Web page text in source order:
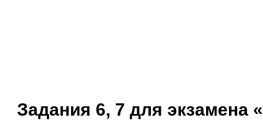
Задания 6, 7 для экзамена